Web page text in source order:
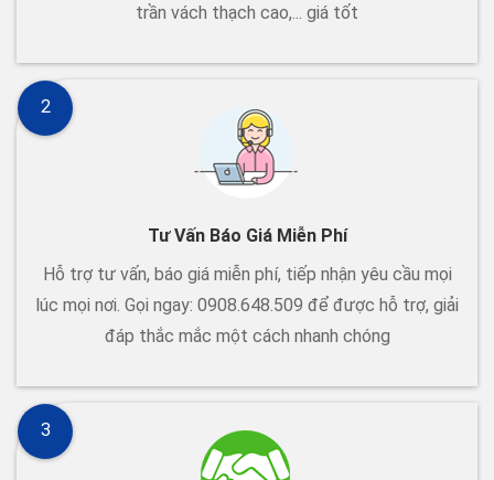
trần vách thạch cao,... giá tốt
Tư Vấn Báo Giá Miễn Phí
Hỗ trợ tư vấn, báo giá miễn phí, tiếp nhận yêu cầu mọi
lúc mọi nơi. Gọi ngay: 0908.648.509 để được hỗ trợ, giải
đáp thắc mắc một cách nhanh chóng
2
3